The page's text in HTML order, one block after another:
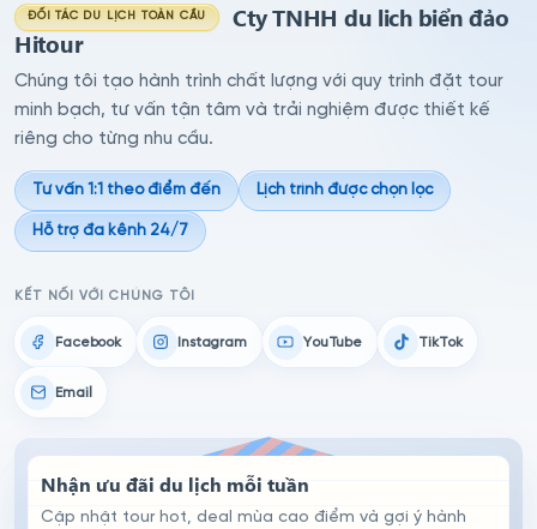
ĐỐI TÁC DU LỊCH TOÀN CẦU
Cty TNHH du lich biển đảo
Hitour
Chúng tôi tạo hành trình chất lượng với quy trình đặt tour
minh bạch, tư vấn tận tâm và trải nghiệm được thiết kế
riêng cho từng nhu cầu.
Tư vấn 1:1 theo điểm đến Lịch trình được chọn lọc
Hỗ trợ đa kênh 24/7
KẾT NỐI VỚI CHÚNG TÔI
Facebook Instagram YouTube TikTok
Email
Nhận ưu đãi du lịch mỗi tuần
Cập nhật tour hot, deal mùa cao điểm và gợi ý hành